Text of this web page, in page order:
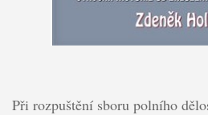
Při rozpuštění sboru polního